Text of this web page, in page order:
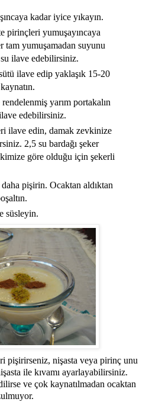
kadar iyice yıkayın.
pirinçleri yumuşayıncaya
tam yumuşamadan suyunu
su ilave edebilirsiniz.
ilave edip yaklaşık 15-20
yarım portakalın
edebilirsiniz.
ilave edin, damak zevkinize
2,5 su bardağı şeker
göre olduğu için şekerli
pişirin. Ocaktan aldıktan
süsleyin.
pişirirseniz, nişasta veya pirinç unu
ile kıvamı ayarlayabilirsiniz.
ve çok kaynatılmadan ocaktan